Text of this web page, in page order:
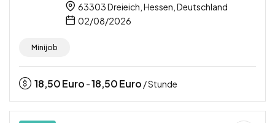
63303 Dreieich, Hessen, Deutschland
02/08/2026
Minijob
18,50Euro -18,50Euro / Stunde